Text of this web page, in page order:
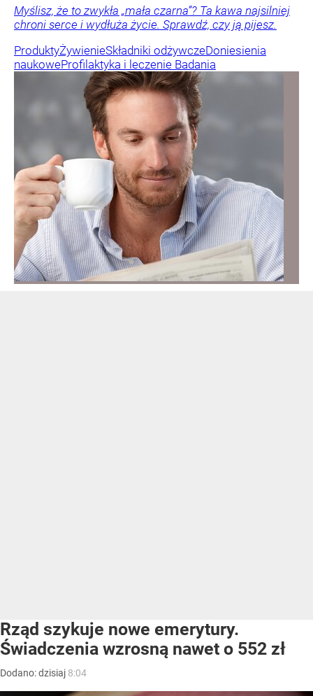
Myślisz, że to zwykła „mała czarna”? Ta kawa najsilniej
chroni serce i wydłuża życie. Sprawdź, czy ją pijesz.
ProduktyŻywienieSkładniki odżywczeDoniesienia
naukoweProfilaktyka i leczenie Badania
Rząd szykuje nowe emerytury.
Świadczenia wzrosną nawet o 552 zł
Dodano:dzisiaj 8:04